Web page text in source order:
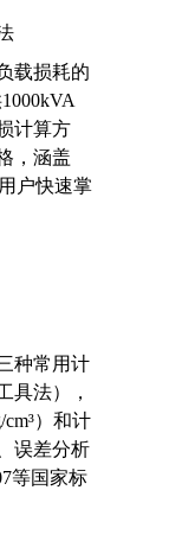
载损耗的
计算方
，涵盖
户快速掌
种常用计
具法），
）和计
误差分析
等国家标